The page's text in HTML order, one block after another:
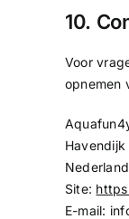
10.
Voor
opnemen
Havendijk
Nederland
Site:
E-mail: